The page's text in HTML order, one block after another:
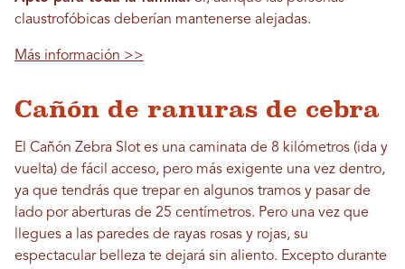
claustrofóbicas deberían mantenerse alejadas.
Más información >>
Cañón de ranuras de cebra
El Cañón Zebra Slot es una caminata de 8 kilómetros (ida y
vuelta) de fácil acceso, pero más exigente una vez dentro,
ya que tendrás que trepar en algunos tramos y pasar de
lado por aberturas de 25 centímetros. Pero una vez que
llegues a las paredes de rayas rosas y rojas, su
espectacular belleza te dejará sin aliento. Excepto durante